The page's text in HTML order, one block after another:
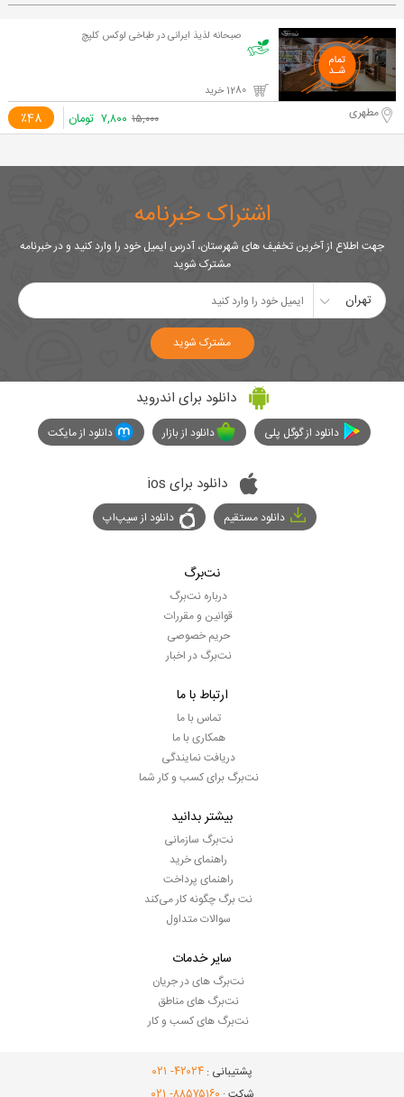
صبحانه لذیذ ایرانی در طباخی لوکس کلپچ
٪48 مطهری ۱۵,۰۰۰ ۷,۸۰۰ تومان
اشتراک خبرنامه
جهت اطلاع از آخرین تخفیف های شهرستان، آدرس ایمیل خود را وارد کنید و در خبرنامه
مشترک شوید
تهران
مشترک شوید
دانلود برای اندروید
دانلود از گوگل پلی دانلود از بازار دانلود از مایکت
دانلود برای ios
دانلود مستقیم دانلود از سیپ‌اپ
نت‌برگ
درباره نت‌برگ
قوانین و مقررات
حریم خصوصی
نت‌برگ در اخبار
ارتباط با ما
تماس با ما
همکاری با ما
دریافت نمایندگی
نت‌برگ برای کسب و کار شما
بیشتر بدانید
نت‌برگ سازمانی
راهنمای خرید
راهنمای پرداخت
نت برگ چگونه کار می‌کند
سوالات متداول
سایر خدمات
نت‌برگ های در جریان
نت‌برگ های مناطق
نت‌برگ های کسب و کار
پشتیبانی : ۴۲۰۲۴- ۰۲۱